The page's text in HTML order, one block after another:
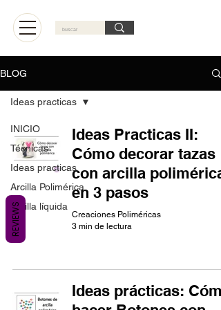
BLOG
INICIO
Técnicas
Ideas practicas
Arcilla Polimérica
Arcilla líquida
Ideas practicas
Ideas Practicas II:
Cómo decorar tazas
con arcilla polimérica
en 3 pasos
Creaciones Poliméricas
3 min de lectura
Ideas prácticas:
REVIEWS